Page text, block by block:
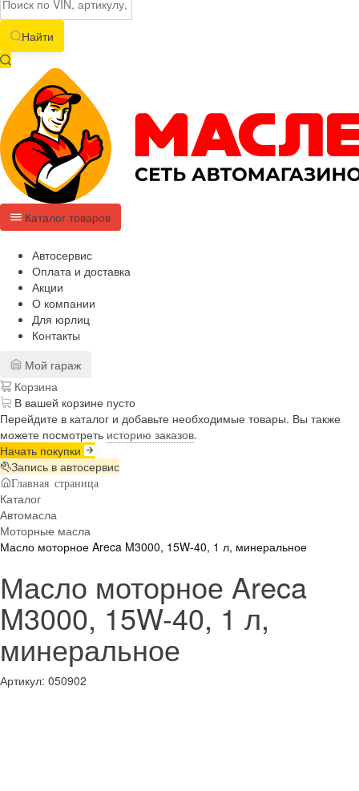
Найти
Каталог товаров
Автосервис
Оплата и доставка
Акции
О компании
Для юрлиц
Контакты
Мой гараж
Корзина
В вашей корзине пусто
Перейдите в каталог и добавьте необходимые товары. Вы также
можете посмотреть историю заказов.
Начать покупки
Запись в автосервис
Главная страница
Каталог
Автомасла
Моторные масла
Масло моторное Areca M3000, 15W-40, 1 л, минеральное
Масло моторное Areca
M3000, 15W-40, 1 л,
минеральное
Артикул: 050902